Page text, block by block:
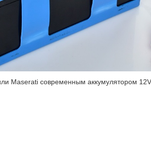
Maserati современным аккумулятором